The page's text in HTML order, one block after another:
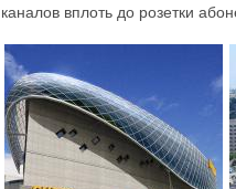
каналов вплоть до розетки